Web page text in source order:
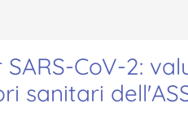
CoV-2:
sanitari